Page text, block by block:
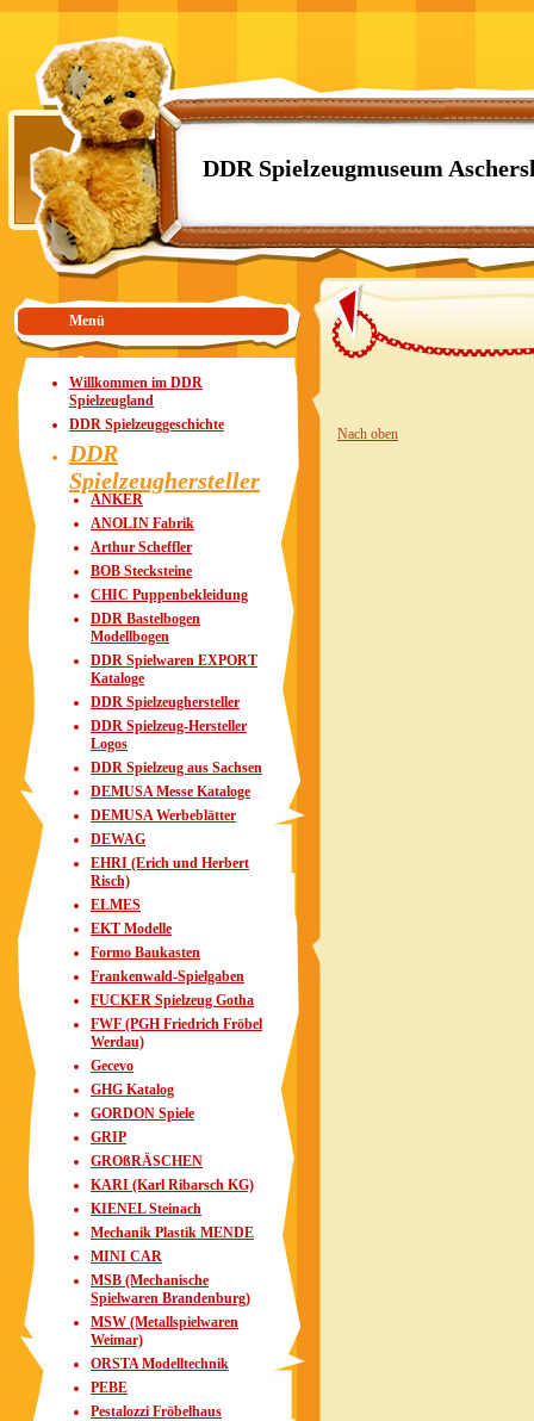
DDR Spielzeugmuseum
Menü
Willkommen im DDR
Spielzeugland
DDR Spielzeuggeschichte
DDR
Spielzeughersteller
ANKER
ANOLIN Fabrik
Arthur Scheffler
BOB Stecksteine
CHIC Puppenbekleidung
DDR Bastelbogen
Modellbogen
DDR Spielwaren EXPORT
Kataloge
DDR Spielzeughersteller
DDR Spielzeug-Hersteller
Logos
DDR Spielzeug aus Sachsen
DEMUSA Messe Kataloge
DEMUSA Werbeblätter
DEWAG
EHRI (Erich und Herbert
Risch)
ELMES
EKT Modelle
Formo Baukasten
Frankenwald-Spielgaben
FUCKER Spielzeug Gotha
FWF (PGH Friedrich Fröbel
Werdau)
Gecevo
GHG Katalog
GORDON Spiele
GRIP
GROßRÄSCHEN
KARI (Karl Ribarsch KG)
KIENEL Steinach
Mechanik Plastik MENDE
MINI CAR
MSB (Mechanische
Spielwaren Brandenburg)
MSW (Metallspielwaren
Weimar)
ORSTA Modelltechnik
PEBE
Pestalozzi Fröbelhaus
Nach oben